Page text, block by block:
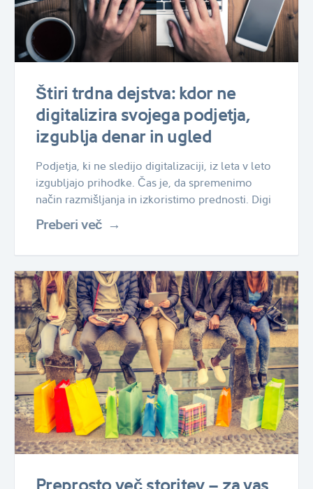
Štiri trdna dejstva: kdor ne
digitalizira svojega podjetja,
izgublja denar in ugled
Podjetja, ki ne sledijo digitalizaciji, iz leta v leto
izgubljajo prihodke. Čas je, da spremenimo
način razmišljanja in izkoristimo prednosti. Digi
Preberi več
Preprosto več storitev – za vas